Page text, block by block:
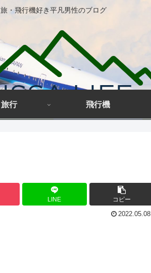
旅・飛行機好き平凡男性のブログ
旅行 飛行機
LINE コピー
2022.05.08